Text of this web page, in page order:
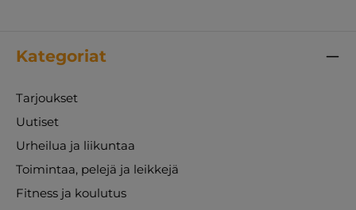
Kategoriat
Tarjoukset
Uutiset
Urheilua ja liikuntaa
Toimintaa, pelejä ja leikkejä
Fitness ja koulutus